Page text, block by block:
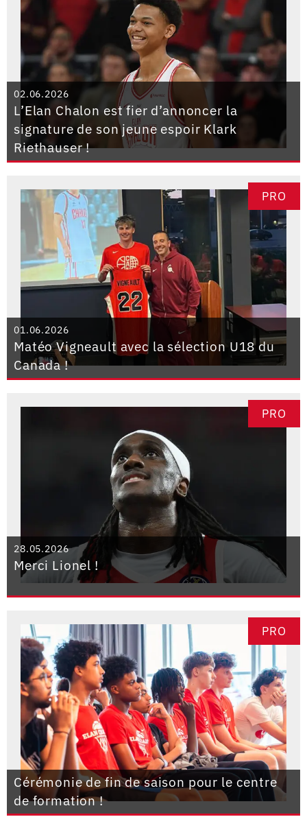
02.06.2026
L’Elan Chalon est fier d’annoncer la
signature de son jeune espoir Klark
Riethauser !
PRO
01.06.2026
Matéo Vigneault avec la sélection U18 du
Canada !
PRO
28.05.2026
Merci Lionel !
PRO
Cérémonie de fin de saison pour le centre
de formation !